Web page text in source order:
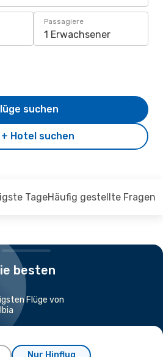
Passagiere
1 Erwachsener
+ Hotel suchen
suchen
TageHäufig gestellte Fragen
besten
Flüge von
Nur Hinflug